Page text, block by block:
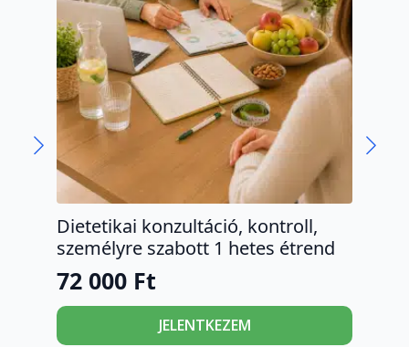
Dietetikai konzultáció, kontroll,
személyre szabott 1 hetes étrend
72 000 Ft
JELENTKEZEM